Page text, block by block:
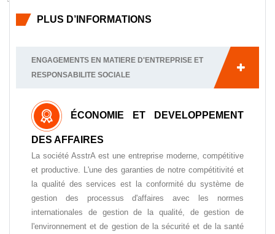
`
PLUS D’INFORMATIONS
ENGAGEMENTS EN MATIERE D'ENTREPRISE ET
RESPONSABILITE SOCIALE
ÉCONOMIE ET DEVELOPPEMENT
DES AFFAIRES
La société AsstrA est une entreprise moderne, compétitive
et productive. L'une des garanties de notre compétitivité et
la qualité des services est la conformité du système de
gestion des processus d'affaires avec les normes
internationales de gestion de la qualité, de gestion de
l'environnement et de gestion de la sécurité et de la santé